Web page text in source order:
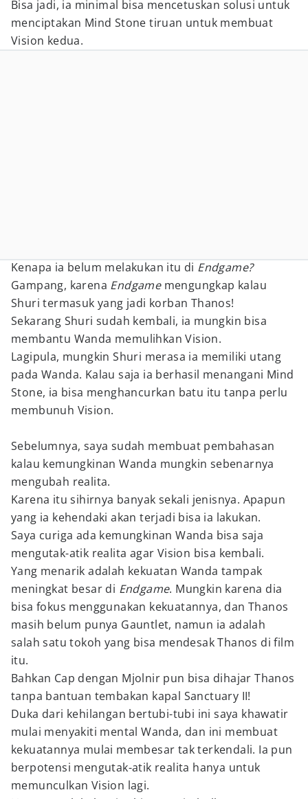
Bisa jadi, ia minimal bisa mencetuskan solusi untuk
menciptakan Mind Stone tiruan untuk membuat
Vision kedua.
Kenapa ia belum melakukan itu di Endgame?
Gampang, karena Endgame mengungkap kalau
Shuri termasuk yang jadi korban Thanos!
Sekarang Shuri sudah kembali, ia mungkin bisa
membantu Wanda memulihkan Vision.
Lagipula, mungkin Shuri merasa ia memiliki utang
pada Wanda. Kalau saja ia berhasil menangani Mind
Stone, ia bisa menghancurkan batu itu tanpa perlu
membunuh Vision.
Sebelumnya, saya sudah membuat pembahasan
kalau kemungkinan Wanda mungkin sebenarnya
mengubah realita.
Karena itu sihirnya banyak sekali jenisnya. Apapun
yang ia kehendaki akan terjadi bisa ia lakukan.
Saya curiga ada kemungkinan Wanda bisa saja
mengutak-atik realita agar Vision bisa kembali.
Yang menarik adalah kekuatan Wanda tampak
meningkat besar di Endgame. Mungkin karena dia
bisa fokus menggunakan kekuatannya, dan Thanos
masih belum punya Gauntlet, namun ia adalah
salah satu tokoh yang bisa mendesak Thanos di film
itu.
Bahkan Cap dengan Mjolnir pun bisa dihajar Thanos
tanpa bantuan tembakan kapal Sanctuary II!
Duka dari kehilangan bertubi-tubi ini saya khawatir
mulai menyakiti mental Wanda, dan ini membuat
kekuatannya mulai membesar tak terkendali. Ia pun
berpotensi mengutak-atik realita hanya untuk
memunculkan Vision lagi.